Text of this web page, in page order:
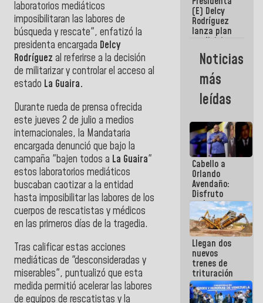
laboratorios mediáticos
imposibilitaran las labores de
búsqueda y rescate", enfatizó la
presidenta encargada Delcy
Rodríguez al referirse a la decisión
de militarizar y controlar el acceso al
estado La Guaira.
Durante rueda de prensa ofrecida
este jueves 2 de julio a medios
internacionales, la Mandataria
encargada denunció que bajo la
campaña "bajen todos a La Guaira"
estos laboratorios mediáticos
buscaban caotizar a la entidad
hasta imposibilitar las labores de los
cuerpos de rescatistas y médicos
en las primeros días de la tragedia.
Tras calificar estas acciones
mediáticas de "desconsideradas y
miserables", puntualizó que esta
medida permitió acelerar las labores
de equipos de rescatistas y la
sísmica en
la última
semana
(E) Delcy
Rodríguez
lanza plan
crediticio
con subsidio
a Juntas de
Condominio
Noticias
más
leídas
Cabello a
Orlando
Avendaño:
Disfruto
cada vez
que escribes
porque lo
que haces
es
embarrarla
Llegan dos
nuevos
trenes de
trituración
para
optimizar